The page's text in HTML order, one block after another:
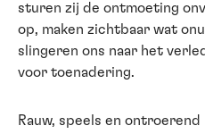
sturen zij de ontmoeting
op, maken zichtbaar wat
slingeren ons naar het
voor toenadering.
Rauw, speels en ontroerend